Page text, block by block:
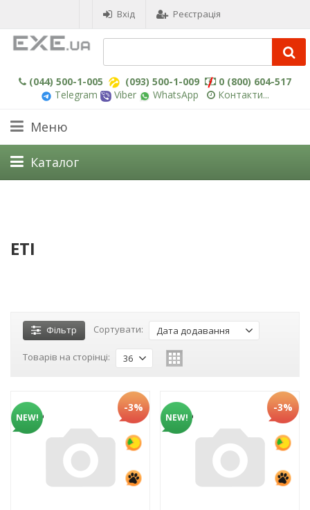
Вхід Реєстрація
(044) 500-1-005 (093) 500-1-009
0 (800) 604-517
Telegram
Viber WhatsApp Контакти...
Меню
Каталог
ETI
Фільтр Сортувати: Дата додавання
Товарів на сторінці: 36
NEW!
-3%
NEW!
-3%